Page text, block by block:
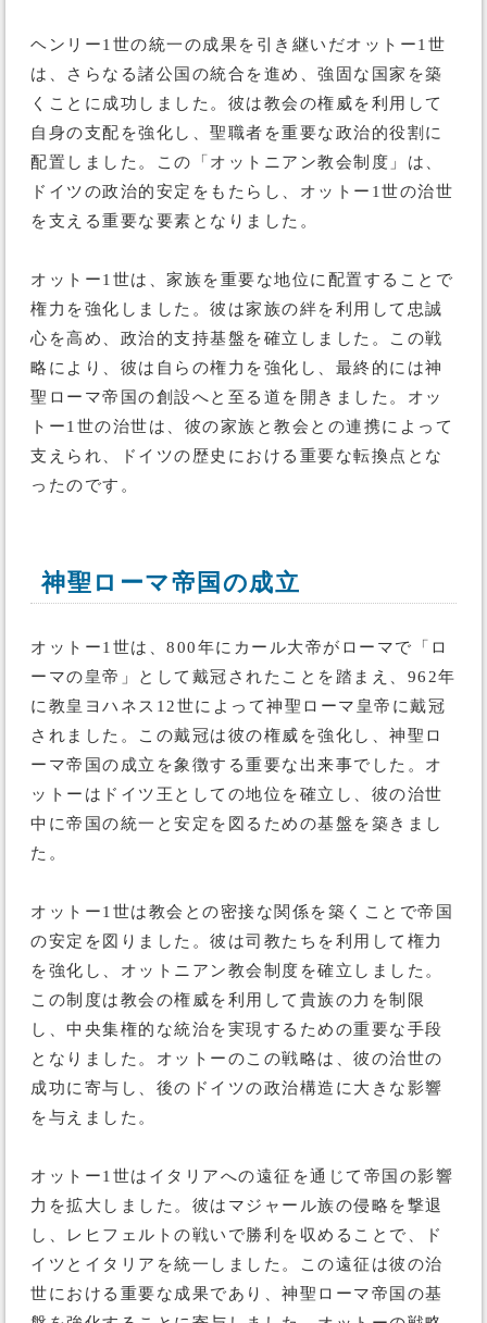
ヘンリー1世の統一の成果を引き継いだオットー1世
は、さらなる諸公国の統合を進め、強固な国家を築
くことに成功しました。彼は教会の権威を利用して
自身の支配を強化し、聖職者を重要な政治的役割に
配置しました。この「オットニアン教会制度」は、
ドイツの政治的安定をもたらし、オットー1世の治世
を支える重要な要素となりました。
オットー1世は、家族を重要な地位に配置することで
権力を強化しました。彼は家族の絆を利用して忠誠
心を高め、政治的支持基盤を確立しました。この戦
略により、彼は自らの権力を強化し、最終的には神
聖ローマ帝国の創設へと至る道を開きました。オッ
トー1世の治世は、彼の家族と教会との連携によって
支えられ、ドイツの歴史における重要な転換点とな
ったのです。
神聖ローマ帝国の成立
オットー1世は、800年にカール大帝がローマで「ロ
ーマの皇帝」として戴冠されたことを踏まえ、962年
に教皇ヨハネス12世によって神聖ローマ皇帝に戴冠
されました。この戴冠は彼の権威を強化し、神聖ロ
ーマ帝国の成立を象徴する重要な出来事でした。オ
ットーはドイツ王としての地位を確立し、彼の治世
中に帝国の統一と安定を図るための基盤を築きまし
た。
オットー1世は教会との密接な関係を築くことで帝国
の安定を図りました。彼は司教たちを利用して権力
を強化し、オットニアン教会制度を確立しました。
この制度は教会の権威を利用して貴族の力を制限
し、中央集権的な統治を実現するための重要な手段
となりました。オットーのこの戦略は、彼の治世の
成功に寄与し、後のドイツの政治構造に大きな影響
を与えました。
オットー1世はイタリアへの遠征を通じて帝国の影響
力を拡大しました。彼はマジャール族の侵略を撃退
し、レヒフェルトの戦いで勝利を収めることで、ド
イツとイタリアを統一しました。この遠征は彼の治
世における重要な成果であり、神聖ローマ帝国の基